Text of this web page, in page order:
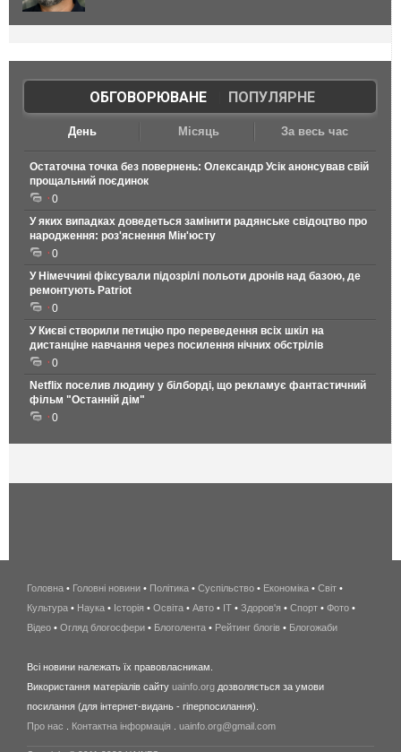
ОБГОВОРЮВАНЕ| ПОПУЛЯРНЕ
День Місяць За весь час
Остаточна точка без повернень: Олександр Усік анонсував свій
прощальний поєдинок
0
У яких випадках доведеться замінити радянське свідоцтво про
народження: роз'яснення Мін'юсту
0
У Німеччині фіксували підозрілі польоти дронів над базою, де
ремонтують Patriot
0
У Києві створили петицію про переведення всіх шкіл на
дистанціне навчання через посилення нічних обстрілів
0
Netflix поселив людину у білборді, що рекламує фантастичний
фільм "Останній дім"
0
беспроводной
интернет
киев
wimax
в
Головна • Головні новини • Політика • Суспільство • Економіка • Світ •
Культура • Наука • Історія • Освіта • Авто • IT • Здоров'я • Спорт • Фото •
Відео • Огляд блогосфери • Блоголента • Рейтинг блогів • Блогожаби
Всі новини належать їх правовласникам.
Використання матеріалів сайту uainfo.org дозволяється за умови
посилання (для інтернет-видань - гіперпосилання).
Про нас
Контактна інформація uainfo.org@gmail.com